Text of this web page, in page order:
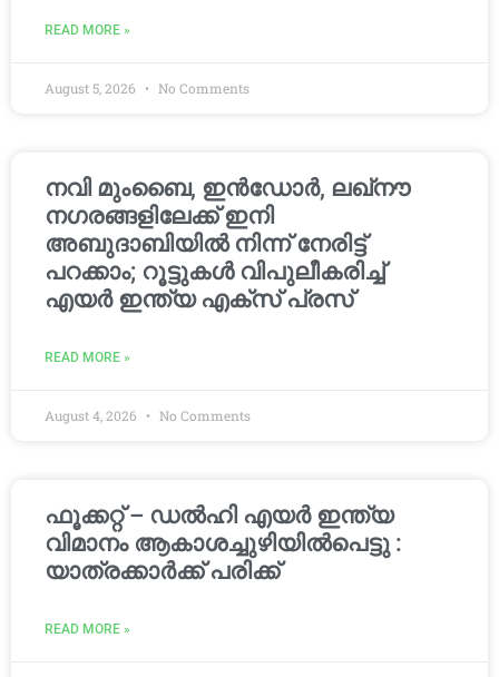
READ MORE »
August 5, 2026 No Comments
നവി മുംബൈ, ഇൻഡോർ, ലഖ്നൗ
നഗരങ്ങളിലേക്ക് ഇനി
അബുദാബിയിൽ നിന്ന് നേരിട്ട്
പറക്കാം; റൂട്ടുകൾ വിപുലീകരിച്ച്
എയർ ഇന്ത്യ എക്സ് പ്രസ്
READ MORE »
August 4, 2026 No Comments
ഫൂക്കറ്റ് – ഡൽഹി എയര്‍ ഇന്ത്യ
വിമാനം ആകാശച്ചുഴിയില്‍പെട്ടു :
യാത്രക്കാര്‍ക്ക് പരിക്ക്
READ MORE »